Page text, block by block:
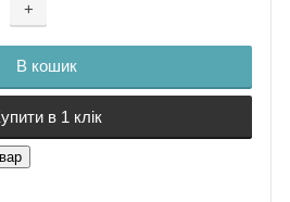
+
Додається ...
В кошик
Доданий
в 1 клік